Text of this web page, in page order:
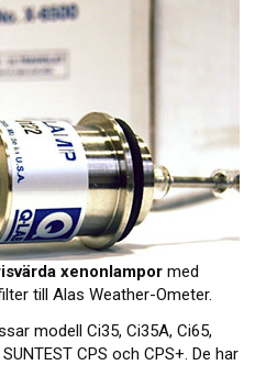
xenonlampor med
till Alas Weather-Ometer.
modell Ci35, Ci35A, Ci65,
CPS och CPS+. De har